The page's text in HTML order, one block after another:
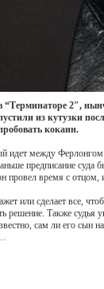
2″,
из кутузки
кокаин.
идет между
предписание суда
провел время с
или сделает все,
решение. Также
сам ли его сын